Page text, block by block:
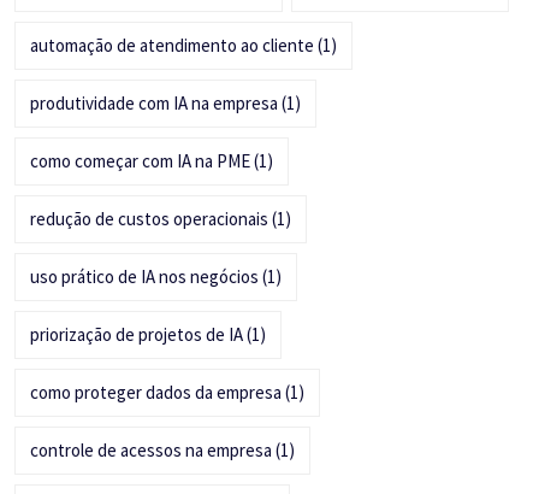
automação de atendimento ao cliente (1)
produtividade com IA na empresa (1)
como começar com IA na PME(1)
redução de custos operacionais (1)
uso prático de IA nos negócios (1)
priorização de projetos de IA(1)
como proteger dados da empresa (1)
controle de acessos na empresa (1)